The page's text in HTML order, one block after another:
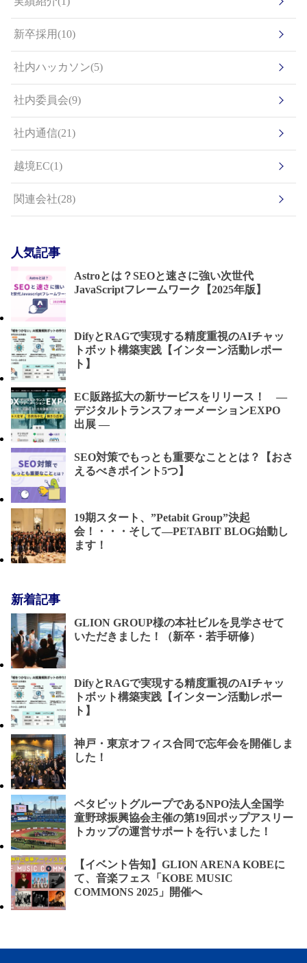
新卒採用(10)
社内ハッカソン(5)
社内委員会(9)
社内通信(21)
越境EC(1)
関連会社(28)
人気記事
Astroとは？SEOと速さに強い次世代
JavaScriptフレームワーク【2025年版】
DifyとRAGで実現する精度重視のAIチャッ
トボット構築実践【インターン活動レポー
ト】
EC販路拡大の新サービスをリリース！ ―
デジタルトランスフォーメーションEXPO
出展 ―
SEO対策でもっとも重要なこととは？【おさ
えるべきポイント5つ】
19期スタート、”Petabit Group”決起
会！・・・そして―PETABIT BLOG始動し
ます！
新着記事
GLION GROUP様の本社ビルを見学させて
いただきました！（新卒・若手研修）
DifyとRAGで実現する精度重視のAIチャッ
トボット構築実践【インターン活動レポー
ト】
神戸・東京オフィス合同で忘年会を開催しま
した！
ペタビットグループであるNPO法人全国学
童野球振興協会主催の第19回ポップアスリー
トカップの運営サポートを行いました！
【イベント告知】GLION ARENA KOBEに
て、音楽フェス「KOBE MUSIC
COMMONS 2025」開催へ